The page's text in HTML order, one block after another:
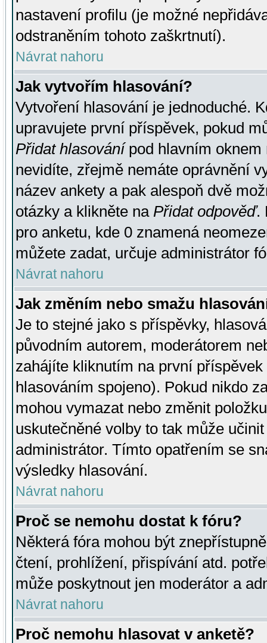
nastavení profilu (je možné
odstraněním tohoto zaškrtnutí).
Návrat nahoru
Jak vytvořím hlasování?
Vytvoření hlasování je jednoduché.
upravujete první příspěvek, pokud
Přidat hlasovánípod hlavním oknem
nevidíte, zřejmě nemáte oprávnění
název ankety a pak alespoň dvě
otázky a klikněte na Přidat odpověď.
pro anketu, kde 0 znamená
můžete zadat, určuje administrátor
Návrat nahoru
Jak změním nebo smažu
Je to stejné jako s příspěvky,
původním autorem, moderátorem
zahájíte kliknutím na první
hlasováním spojeno). Pokud nikdo
mohou vymazat nebo změnit
uskutečněné volby to tak může
administrátor. Tímto opatřením se
výsledky hlasování.
Návrat nahoru
Proč se nemohu dostat k fóru?
Některá fóra mohou být
čtení, prohlížení, přispívání atd.
může poskytnout jen moderátor a
Návrat nahoru
Proč nemohu hlasovat v anketě?